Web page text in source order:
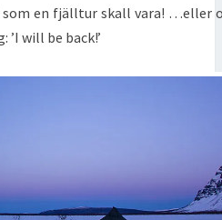
som en fjälltur skall vara! …eller
will be back!’